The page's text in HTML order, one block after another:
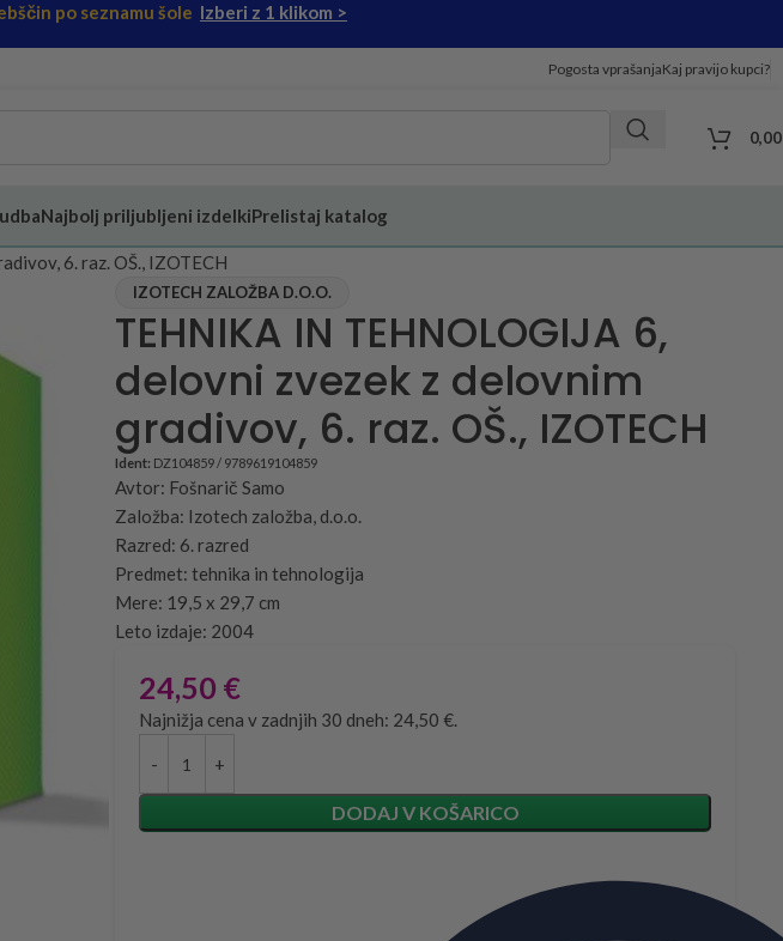
po seznamu šole Izberi z 1 klikom >
Pogosta vprašanjaKaj pravijo kupci?
Najbolj priljubljeni izdelkiPrelistaj katalog
6. raz. OŠ., IZOTECH
IZOTECH ZALOŽBA D.O.O.
TEHNIKA IN TEHNOLOGIJA 6,
delovni zvezek z delovnim
gradivov, 6. raz. OŠ., IZOTECH
Ident: DZ104859 / 9789619104859
Avtor: Fošnarič Samo
Založba: Izotech založba, d.o.o.
Razred: 6. razred
Predmet: tehnika in tehnologija
Mere: 19,5 x 29,7 cm
Leto izdaje: 2004
24,50 €
Najnižja cena v zadnjih 30 dneh: 24,50 €.
DODAJ V KOŠARICO